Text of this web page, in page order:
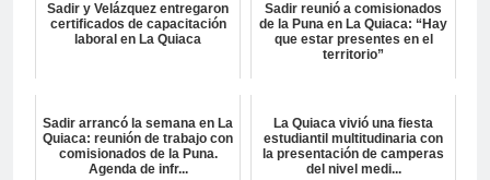
Sadir y Velázquez entregaron
certificados de capacitación
laboral en La Quiaca
Sadir reunió a comisionados
de la Puna en La Quiaca: “Hay
que estar presentes en el
territorio”
Sadir arrancó la semana en La
Quiaca: reunión de trabajo con
comisionados de la Puna.
Agenda de infr...
La Quiaca vivió una fiesta
estudiantil multitudinaria con
la presentación de camperas
del nivel medi...